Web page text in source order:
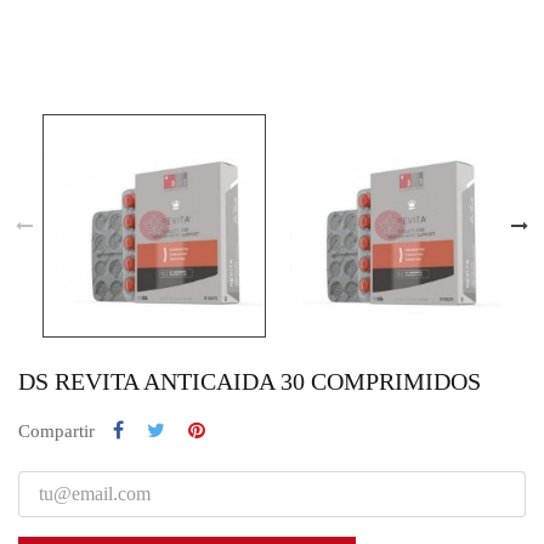
DS REVITA ANTICAIDA 30 COMPRIMIDOS
Compartir